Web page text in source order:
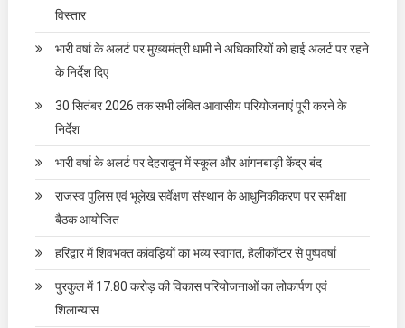
विस्तार
भारी वर्षा के अलर्ट पर मुख्यमंत्री धामी ने अधिकारियों को हाई अलर्ट पर रहने
के निर्देश दिए
30 सितंबर 2026 तक सभी लंबित आवासीय परियोजनाएं पूरी करने के
निर्देश
भारी वर्षा के अलर्ट पर देहरादून में स्कूल और आंगनबाड़ी केंद्र बंद
राजस्व पुलिस एवं भूलेख सर्वेक्षण संस्थान के आधुनिकीकरण पर समीक्षा
बैठक आयोजित
हरिद्वार में शिवभक्त कांवड़ियों का भव्य स्वागत, हेलीकॉप्टर से पुष्पवर्षा
पुरकुल में 17.80 करोड़ की विकास परियोजनाओं का लोकार्पण एवं
शिलान्यास